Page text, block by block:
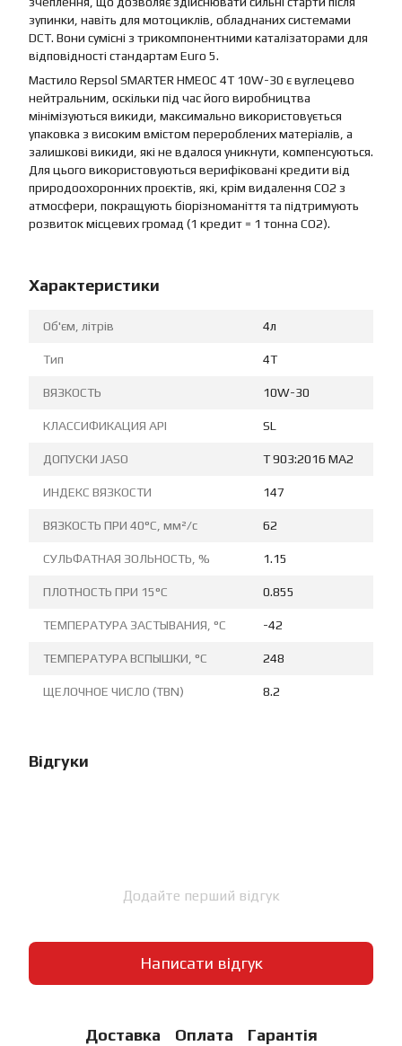
зупинки, навіть для мотоциклів, обладнаних системами
DCT. Вони сумісні з трикомпонентними каталізаторами для
відповідності стандартам Euro 5.
Мастило Repsol SMARTER HMEOC 4T 10W-30 є вуглецево
нейтральним, оскільки під час його виробництва
мінімізуються викиди, максимально використовується
упаковка з високим вмістом перероблених матеріалів, а
залишкові викиди, які не вдалося уникнути, компенсуються.
Для цього використовуються верифіковані кредити від
природоохоронних проєктів, які, крім видалення CO2 з
атмосфери, покращують біорізноманіття та підтримують
розвиток місцевих громад (1 кредит = 1 тонна CO2).
Характеристики
Об'єм, літрів 4л
Тип 4T
ВЯЗКОСТЬ 10W-30
КЛАССИФИКАЦИЯ API SL
ДОПУСКИ JASO T 903:2016 MA2
ИНДЕКС ВЯЗКОСТИ 147
ВЯЗКОСТЬ ПРИ 40°C, мм²/с 62
СУЛЬФАТНАЯ ЗОЛЬНОСТЬ, % 1.15
ПЛОТНОСТЬ ПРИ 15°C 0.855
ТЕМПЕРАТУРА ЗАСТЫВАНИЯ, °C -42
ТЕМПЕРАТУРА ВСПЫШКИ, °C 248
ЩЕЛОЧНОЕ ЧИСЛО (TBN) 8.2
Відгуки
Додайте перший відгук
Написати відгук
Доставка Оплата Гарантія